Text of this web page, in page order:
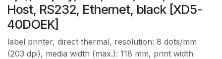
Host, RS232, Ethernet, black [XD5-
40DOEK]
label printer, direct thermal, resolution: 8 dots/mm
(203 dpi), media width (max.): 118 mm, print width